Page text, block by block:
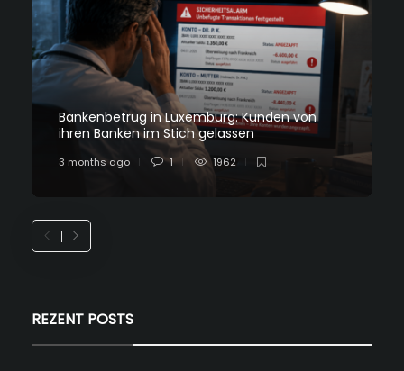
Bankenbetrug in Luxemburg: Kunden von
ihren Banken im Stich gelassen
3 months ago 1 1962
REZENT POSTS